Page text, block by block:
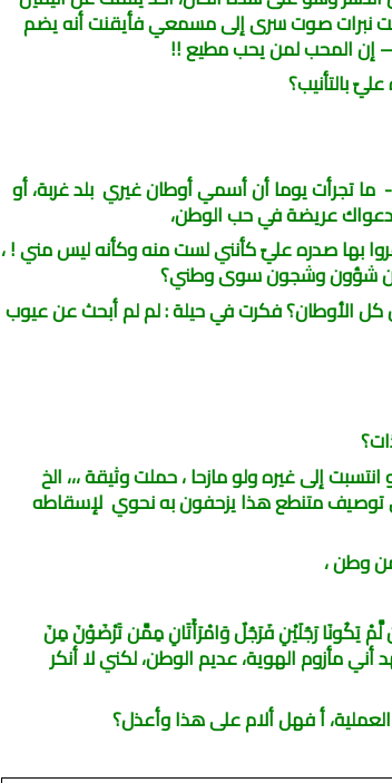
نبرات صوت سرى إلى مسمعي فأيقنت أنه يضم
— إن المحب لمن يحب مطيع !!
بالتأنيب؟
تجرأت يوما أن أسمي أوطان غيري بلد غربة، أو
دعواك عريضة في حب الوطن،
بها صدره عليّ كأنني لست منه وكأنه ليس مني ! ،
من شؤون وشجون سوى وطني؟
كل الأوطان؟ فكرت في حيلة : لم لم أبحث عن عيوب
إلى غيره ولو مازحا ، حملت وثيقة ،،، الخ
توصيف متنطع هذا يزحفون به نحوي لإسقاطه
من وطن ،
يَكُونَا رَجُلَيْنِ فَرَجُلٌ وَامْرَأَتَانِ مِمَّن تَرْضَوْنَ مِنَ
لا تشهد أني مأزوم الهوية، عديم الوطن، لكني لا أنكر
أ فهل ألام على هذا وأعذل؟